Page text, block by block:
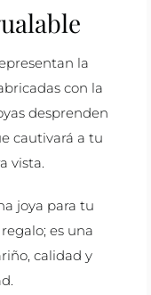
la
con la
desprenden
cautivará a tu
vista.
joya para tu
es una
calidad y